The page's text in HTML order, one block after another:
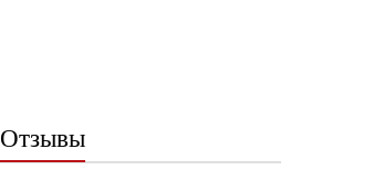
Отзывы